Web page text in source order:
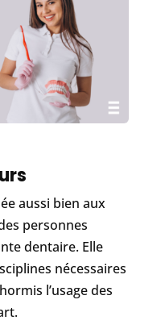
aussi bien aux
personnes
dentaire. Elle
nécessaires
l’usage des